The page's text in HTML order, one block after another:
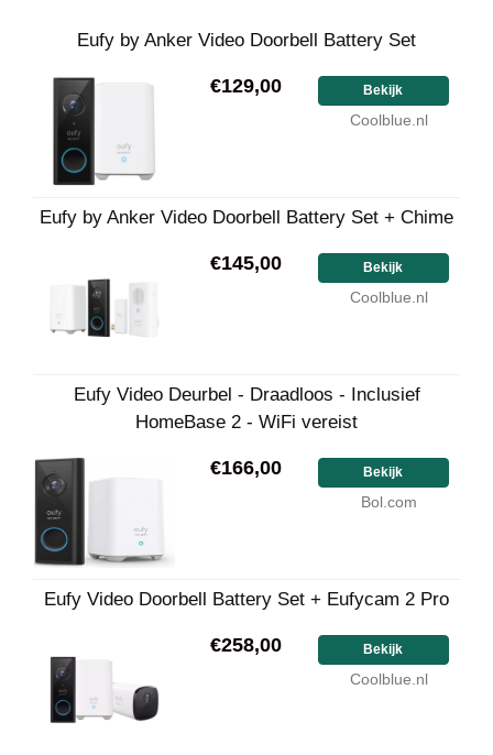
Eufy by Anker Video Doorbell Battery Set
€129,00 Bekijk
Coolblue.nl
Eufy by Anker Video Doorbell Battery Set + Chime
€145,00 Bekijk
Coolblue.nl
Eufy Video Deurbel - Draadloos - Inclusief
HomeBase 2 - WiFi vereist
€166,00 Bekijk
Bol.com
Eufy Video Doorbell Battery Set + Eufycam 2 Pro
€258,00 Bekijk
Coolblue.nl